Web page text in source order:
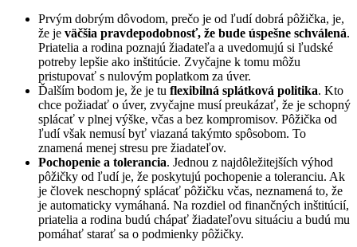
Prvým dobrým dôvodom, prečo je od ľudí dobrá pôžička, je,
že je väčšia pravdepodobnosť, že bude úspešne schválená.
Priatelia a rodina poznajú žiadateľa a uvedomujú si ľudské
potreby lepšie ako inštitúcie. Zvyčajne k tomu môžu
pristupovať s nulovým poplatkom za úver.
Ďalším bodom je, že je tu flexibilná splátková politika. Kto
chce požiadať o úver, zvyčajne musí preukázať, že je schopný
splácať v plnej výške, včas a bez kompromisov. Pôžička od
ľudí však nemusí byť viazaná takýmto spôsobom. To
znamená menej stresu pre žiadateľov.
Pochopenie a tolerancia. Jednou z najdôležitejších výhod
pôžičky od ľudí je, že poskytujú pochopenie a toleranciu. Ak
je človek neschopný splácať pôžičku včas, neznamená to, že
je automaticky vymáhaná. Na rozdiel od finančných inštitúcií,
priatelia a rodina budú chápať žiadateľovu situáciu a budú mu
pomáhať starať sa o podmienky pôžičky.